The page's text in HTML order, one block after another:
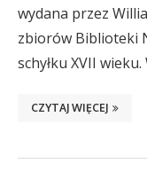
wydana przez
zbiorów Biblioteki
schyłku XVII
CZYTAJ WIĘCEJ